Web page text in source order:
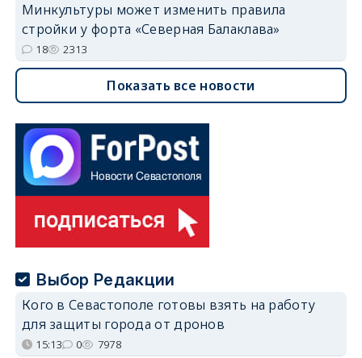
Минкультуры может изменить правила
стройки у форта «Северная Балаклава»
18 2313
Показать все новости
Выбор Редакции
Кого в Севастополе готовы взять на работу
для защиты города от дронов
15:13 0 7978